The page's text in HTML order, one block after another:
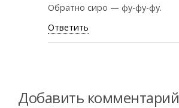
Обратно сиро — фу-фу-фу.
Ответить
Добавить комментарий